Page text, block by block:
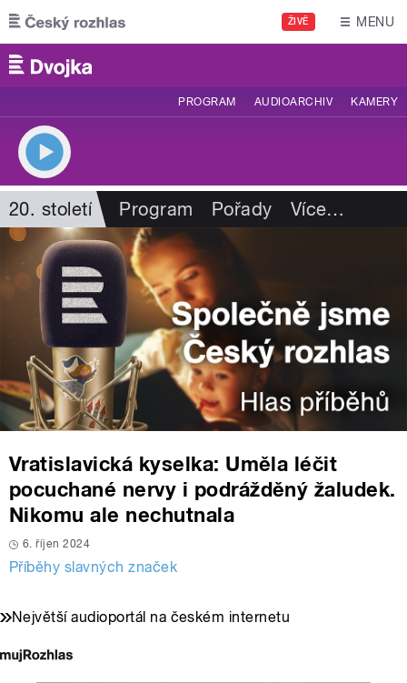
Přejít k hlavnímu obsahu
ŽIVĚ MENU
PROGRAM AUDIOARCHIV KAMERY
20. století Program Pořady Více…
Vratislavická kyselka: Uměla léčit
pocuchané nervy i podrážděný žaludek.
Nikomu ale nechutnala
6. říjen 2024
Příběhy slavných značek
Největší audioportál na českém internetu